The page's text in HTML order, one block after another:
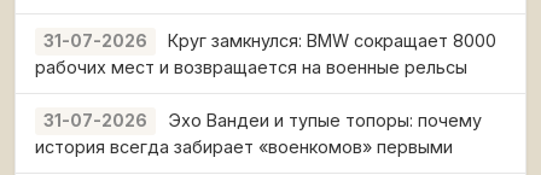
31-07-2026
Круг замкнулся: BMW сокращает 8000
рабочих мест и возвращается на военные рельсы
31-07-2026
Эхо Вандеи и тупые топоры: почему
история всегда забирает «военкомов» первыми